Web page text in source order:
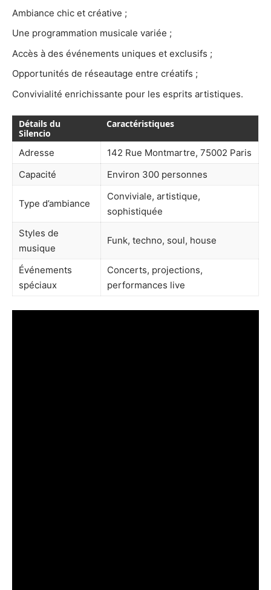
Ambiance chic et créative ;
Une programmation musicale variée ;
Accès à des événements uniques et exclusifs ;
Opportunités de réseautage entre créatifs ;
Convivialité enrichissante pour les esprits artistiques.
Détails du
Silencio
Caractéristiques
Adresse
142 Rue Montmartre, 75002 Paris
Capacité
Environ 300 personnes
Type d’ambiance
Conviviale, artistique,
sophistiquée
Styles de
musique
Funk, techno, soul, house
Événements
spéciaux
Concerts, projections,
performances live